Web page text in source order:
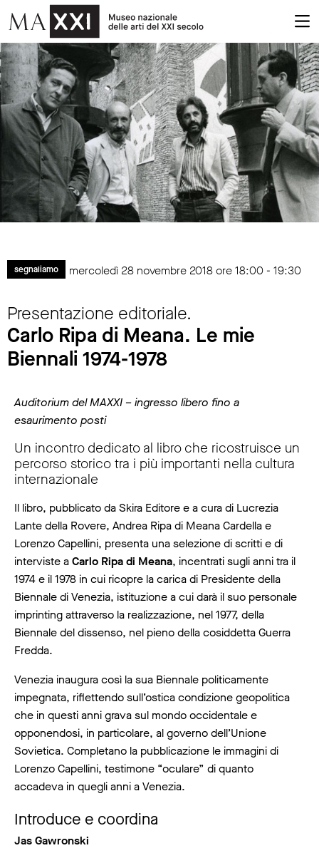
segnaliamo mercoledì 28 novembre 2018 ore 18:00 - 19:30
Presentazione editoriale.
Carlo Ripa di Meana. Le mie
Biennali 1974-1978
Auditorium del MAXXI – ingresso libero fino a
esaurimento posti
Un incontro dedicato al libro che ricostruisce un
percorso storico tra i più importanti nella cultura
internazionale
Il libro, pubblicato da Skira Editore e a cura di Lucrezia
Lante della Rovere, Andrea Ripa di Meana Cardella e
Lorenzo Capellini, presenta una selezione di scritti e di
interviste aCarlo Ripa di Meana, incentrati sugli anni tra il
1974 e il 1978 in cui ricopre la carica di Presidente della
Biennale di Venezia, istituzione a cui darà il suo personale
imprinting attraverso la realizzazione, nel 1977, della
Biennale del dissenso, nel pieno della cosiddetta Guerra
Fredda.
Venezia inaugura così la sua Biennale politicamente
impegnata, riflettendo sull’ostica condizione geopolitica
che in questi anni grava sul mondo occidentale e
opponendosi, in particolare, al governo dell’Unione
Sovietica. Completano la pubblicazione le immagini di
Lorenzo Capellini, testimone “oculare” di quanto
accadeva in quegli anni a Venezia.
Introduce e coordina
Jas Gawronski